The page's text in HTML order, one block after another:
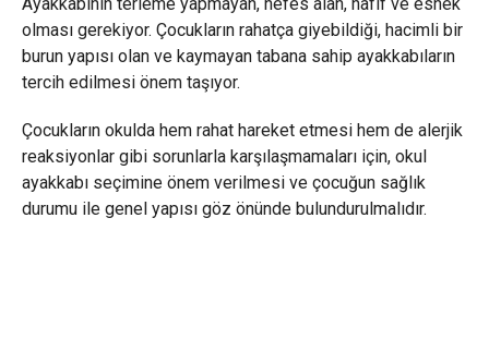
olması gerekiyor. Çocukların rahatça giyebildiği, hacimli bir
burun yapısı olan ve kaymayan tabana sahip ayakkabıların
tercih edilmesi önem taşıyor.
Çocukların okulda hem rahat hareket etmesi hem de alerjik
reaksiyonlar gibi sorunlarla karşılaşmamaları için, okul
ayakkabı seçimine önem verilmesi ve çocuğun sağlık
durumu ile genel yapısı göz önünde bulundurulmalıdır.